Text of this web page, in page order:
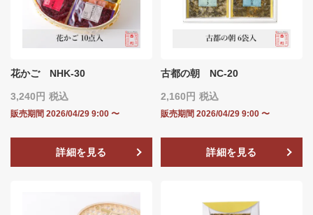
花かご NHK-30
3,240 税込
販売期間 2026/04/29 9:00 〜
詳細を見る
古都の朝 NC-20
2,160 税込
販売期間 2026/04/29 9:00 〜
詳細を見る